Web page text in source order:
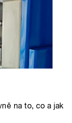
na to, co a jak